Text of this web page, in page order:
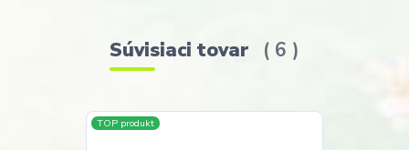
Súvisiaci tovar 6
TOP produkt